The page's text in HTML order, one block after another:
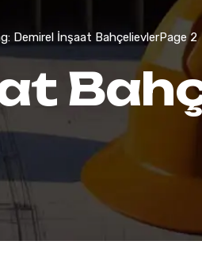
Demirel İnşaat BahçelievlerPage 2